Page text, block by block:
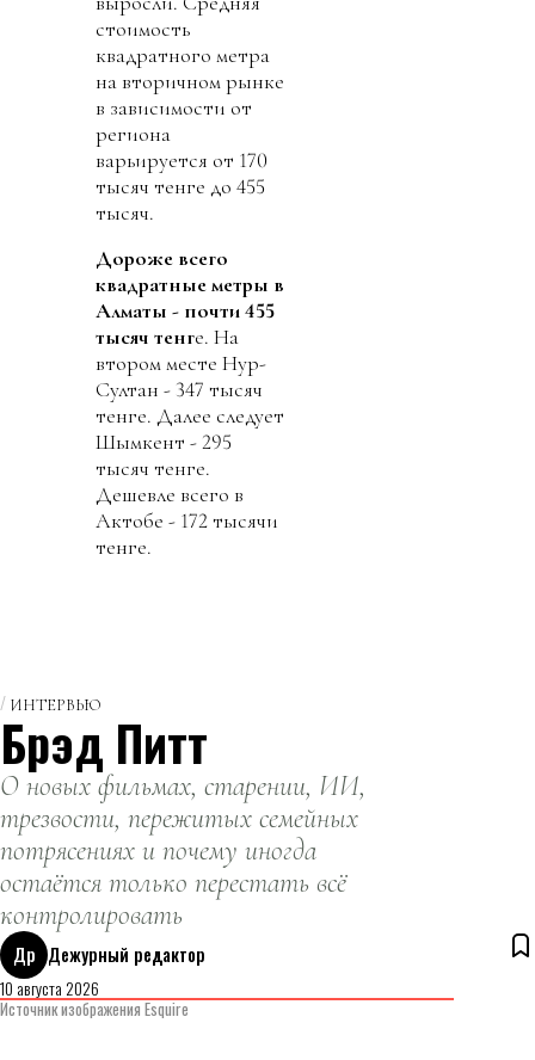
стоимость
квадратного метра
на вторичном рынке
в зависимости от
региона
варьируется от 170
тысяч тенге до 455
тысяч.
Дороже всего
квадратные метры в
Алматы - почти 455
тысяч тенге. На
втором месте Нур-
Султан - 347 тысяч
тенге. Далее следует
Шымкент - 295
тысяч тенге.
Дешевле всего в
Актобе - 172 тысячи
тенге.
ИНТЕРВЬЮ
Брэд Питт
О новых фильмах, старении, ИИ,
трезвости, пережитых семейных
потрясениях и почему иногда
остаётся только перестать всё
контролировать
Др Дежурный редактор
10 августа 2026